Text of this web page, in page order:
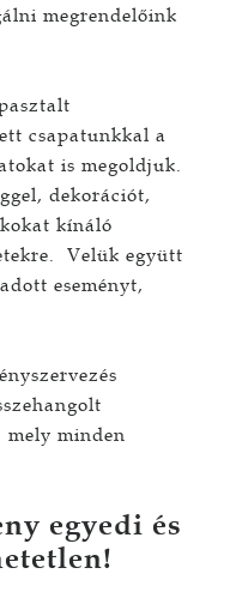
megrendelőink
csapatunkkal a
is megoldjuk.
dekorációt,
kínáló
Velük együtt
eseményt,
mely minden
egyedi és